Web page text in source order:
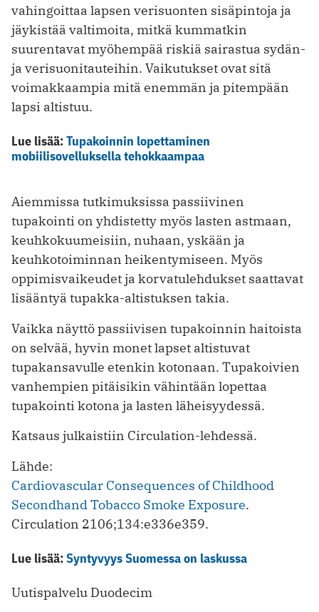
vahingoittaa lapsen verisuonten sisäpintoja ja
jäykistää valtimoita, mitkä kummatkin
suurentavat myöhempää riskiä sairastua sydän-
ja verisuonitauteihin. Vaikutukset ovat sitä
voimakkaampia mitä enemmän ja pitempään
lapsi altistuu.
Lue lisää:Tupakoinnin lopettaminen
mobiilisovelluksella tehokkaampaa
Aiemmissa tutkimuksissa passiivinen
tupakointi on yhdistetty myös lasten astmaan,
keuhkokuumeisiin, nuhaan, yskään ja
keuhkotoiminnan heikentymiseen. Myös
oppimisvaikeudet ja korvatulehdukset saattavat
lisääntyä tupakka-altistuksen takia.
Vaikka näyttö passiivisen tupakoinnin haitoista
on selvää, hyvin monet lapset altistuvat
tupakansavulle etenkin kotonaan. Tupakoivien
vanhempien pitäisikin vähintään lopettaa
tupakointi kotona ja lasten läheisyydessä.
Katsaus julkaistiin Circulation-lehdessä.
Lähde:
Cardiovascular Consequences of Childhood
Secondhand Tobacco Smoke Exposure.
Circulation 2106;134:e336e359.
Lue lisää:Syntyvyys Suomessa on laskussa
Uutispalvelu Duodecim